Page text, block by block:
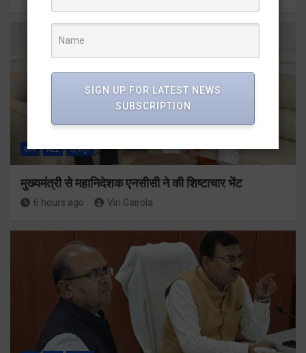
राज्य ALL देहरादून
मुख्यमंत्री से महानिदेशक एनसीसी ने की शिष्टाचार भेंट
6 hours ago Viri Gairola
SIGN UP FOR LATEST NEWS
SUBSCRIPTION